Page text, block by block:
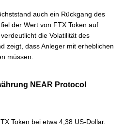
auch ein Rückgang des
der Wert von FTX Token auf
die Volatilität des
zeigt, dass Anleger mit erheblichen
müssen.
NEAR Protocol
Token bei etwa 4,38 US-Dollar.